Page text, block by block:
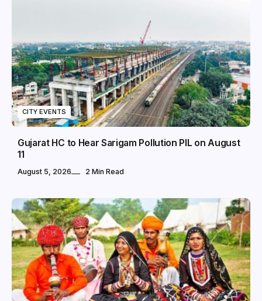
CITY EVENTS
Gujarat HC to Hear Sarigam Pollution PIL on August
11
August 5, 2026 2 Min Read